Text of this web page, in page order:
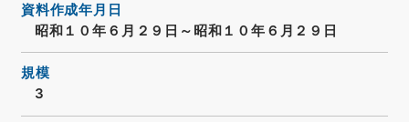
資料作成年月日
昭和１０年６月２９日～昭和１０年６月２９日
規模
3